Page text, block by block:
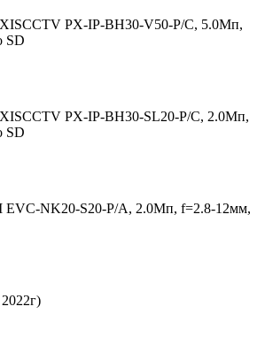
PX-IP-BH30-V50-P/C, 5.0Мп,
SD
PX-IP-BH30-SL20-P/C, 2.0Мп,
SD
EVC-NK20-S20-P/A, 2.0Мп, f=2.8-12мм,